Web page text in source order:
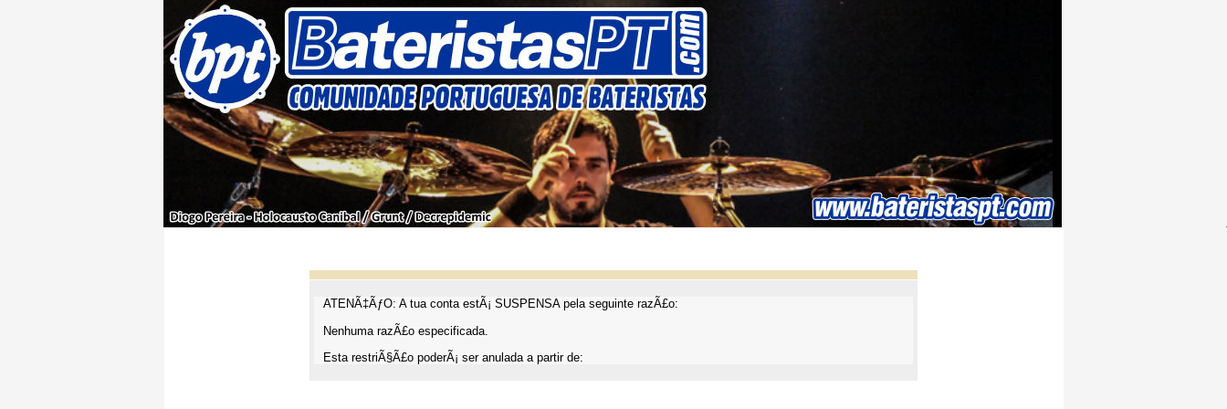
ATENÃ‡ÃƒO: A tua conta estÃ¡ SUSPENSA pela seguinte razÃ£o:
Nenhuma razÃ£o especificada.
Esta restriÃ§Ã£o poderÃ¡ ser anulada a partir de: